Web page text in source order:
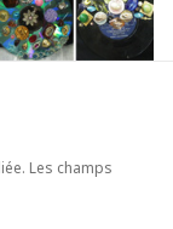
Les champs